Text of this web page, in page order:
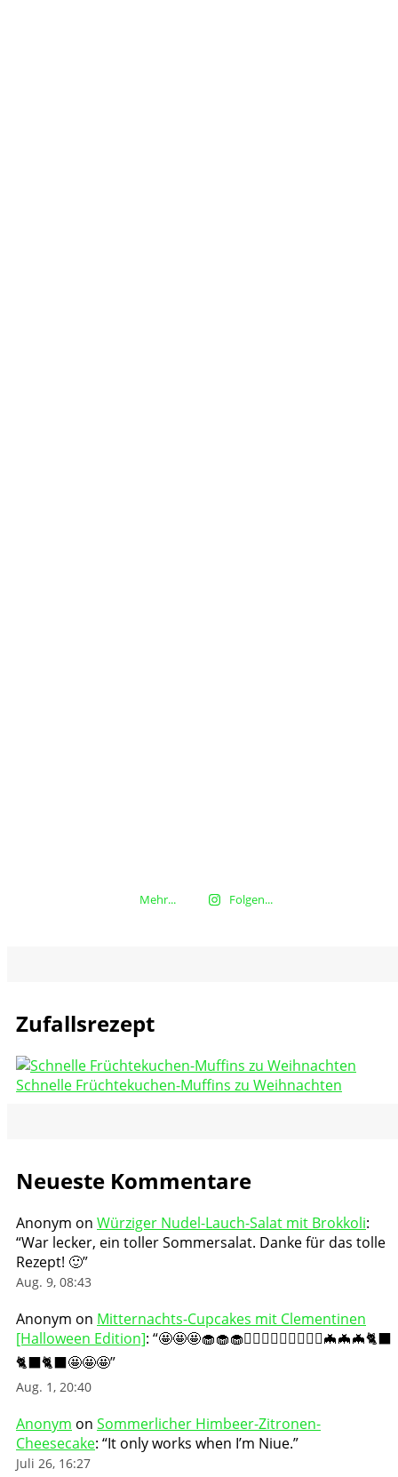
Mehr... Folgen...
Zufallsrezept
Schnelle Früchtekuchen-Muffins zu Weihnachten
Neueste Kommentare
Anonym on Würziger Nudel-Lauch-Salat mit Brokkoli:
“War lecker, ein toller Sommersalat. Danke für das tolle
Rezept! 🙂”
Aug. 9, 08:43
Anonym on Mitternachts-Cupcakes mit Clementinen
[Halloween Edition]: “🤩🤩🤩🧁🧁🧁🧛🏻‍♀️🧛🏻‍♀️🧛🏻‍♀️🦇🦇🦇🐈‍⬛
🐈‍⬛🐈‍⬛🤩🤩🤩”
Aug. 1, 20:40
Anonym on Sommerlicher Himbeer-Zitronen-
Cheesecake: “It only works when I’m Niue.”
Juli 26, 16:27